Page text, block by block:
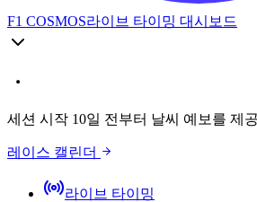
F1 COSMOS라이브 타이밍 대시보드
세션 시작 10일 전부터 날씨 예보를 제
레이스 캘린더
라이브 타이밍